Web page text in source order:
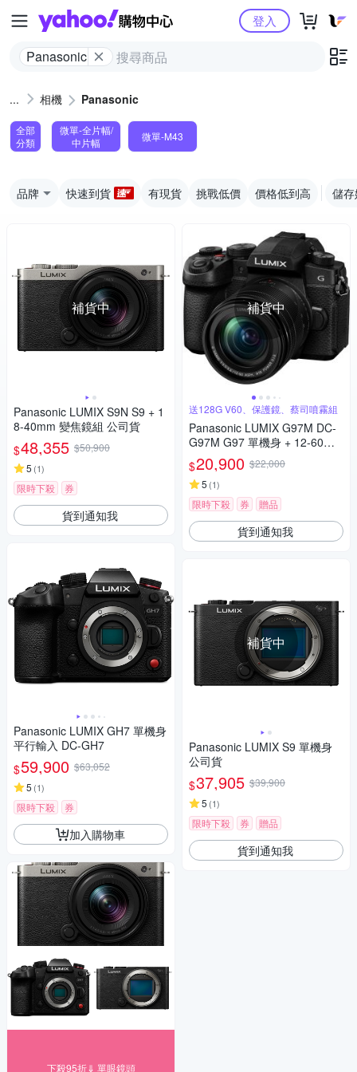
Yahoo購物中心
Panasonic
登入
相機 Panasonic
全部
分類
微單-全片幅/
中片幅
微單-M43
品牌 快速到貨 有現貨 挑戰低價 價格低到高 儲
補貨中
Panasonic LUMIX S9N S9 + 1
8-40mm 變焦鏡組 公司貨
$48,355 $50,900
5 (1)
限時下殺 券
貨到通知我
Panasonic LUMIX GH7 單機身
平行輸入 DC-GH7
$59,900 $63,052
5 (1)
限時下殺 券
加入購物車
下殺95折⇓ 單眼鏡頭
補貨中
送128G V60、保護鏡、蔡司噴霧組
Panasonic LUMIX G97M DC-
G97M G97 單機身 + 12-60mm
變焦鏡組 公司貨
$20,900 $22,000
5 (1)
限時下殺 券 贈品
貨到通知我
補貨中
Panasonic LUMIX S9 單機身
公司貨
$37,905 $39,900
5 (1)
限時下殺 券 贈品
貨到通知我